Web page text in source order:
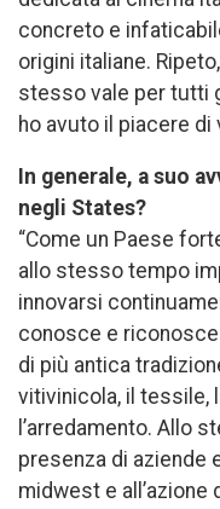
concreto e
origini italiane.
stesso vale per tutti
ho avuto il piacere di
In generale, a suo
negli States?
“Come un Paese
allo stesso tempo
innovarsi
conosce e
di più antica
vitivinicola, il tessile,
l’arredamento. Allo
presenza di aziende
midwest e all’azione